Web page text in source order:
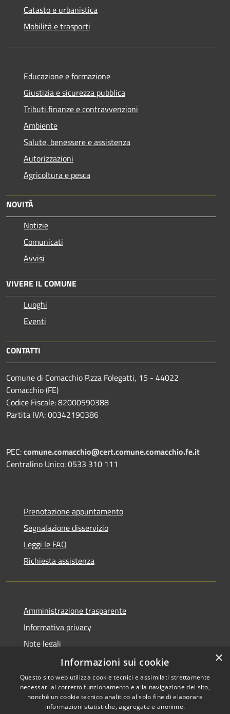
Catasto e urbanistica
Mobilità e trasporti
Educazione e formazione
Giustizia e sicurezza pubblica
Tributi,finanze e contravvenzioni
Ambiente
Salute, benessere e assistenza
Autorizzazioni
Agricoltura e pesca
NOVITÀ
Notizie
Comunicati
Avvisi
VIVERE IL COMUNE
Luoghi
Eventi
CONTATTI
Comune di Comacchio P.zza Folegatti, 15 - 44022
Comacchio (FE)
Codice Fiscale: 82000590388
Partita IVA: 00342190386
PEC:comune.comacchio@cert.comune.comacchio.fe.it
Centralino Unico: 0533 310 111
Prenotazione appuntamento
Segnalazione disservizio
Leggi le FAQ
Richiesta assistenza
Amministrazione trasparente
Informativa privacy
Note legali
Dichiarazione di accessibilità
Copyright © 2026 • Città di
×
Informazioni sui cookie
Questo sito web utilizza cookie tecnici e assimilati strettamente
necessari al corretto funzionamento e alla navigazione del sito,
nonché un cookie tecnico analitico al solo fine di elaborare
informazioni statistiche, aggregate e anonime.